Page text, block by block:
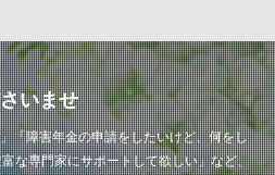
いませ
「障害年金の申請をしたいけど、何をし
な専門家にサポートして欲しい」など、